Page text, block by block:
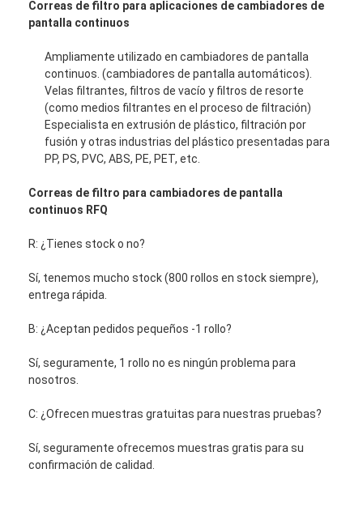
Correas de filtro para aplicaciones de cambiadores de
pantalla continuos
Ampliamente utilizado en cambiadores de pantalla
continuos. (cambiadores de pantalla automáticos).
Velas filtrantes, filtros de vacío y filtros de resorte
(como medios filtrantes en el proceso de filtración)
Especialista en extrusión de plástico, filtración por
fusión y otras industrias del plástico presentadas para
PP, PS, PVC, ABS, PE, PET, etc.
Correas de filtro para cambiadores de pantalla
continuos RFQ
R: ¿Tienes stock o no?
Sí, tenemos mucho stock (800 rollos en stock siempre),
entrega rápida.
B: ¿Aceptan pedidos pequeños -1 rollo?
Sí, seguramente, 1 rollo no es ningún problema para
nosotros.
C: ¿Ofrecen muestras gratuitas para nuestras pruebas?
Sí, seguramente ofrecemos muestras gratis para su
confirmación de calidad.